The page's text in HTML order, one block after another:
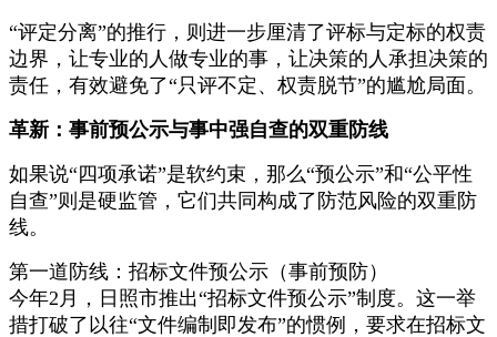
“评定分离”的推行，则进一步厘清了评标与定标的权责
边界，让专业的人做专业的事，让决策的人承担决策的
责任，有效避免了“只评不定、权责脱节”的尴尬局面。
革新：事前预公示与事中强自查的双重防线
如果说“四项承诺”是软约束，那么“预公示”和“公平性
自查”则是硬监管，它们共同构成了防范风险的双重防
线。
第一道防线：招标文件预公示（事前预防）
今年2月，日照市推出“招标文件预公示”制度。这一举
措打破了以往“文件编制即发布”的惯例，要求在招标文